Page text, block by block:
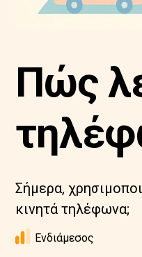
Πώς
Σήμερα,
κινητά τηλέφωνα;
Ενδιάμεσος